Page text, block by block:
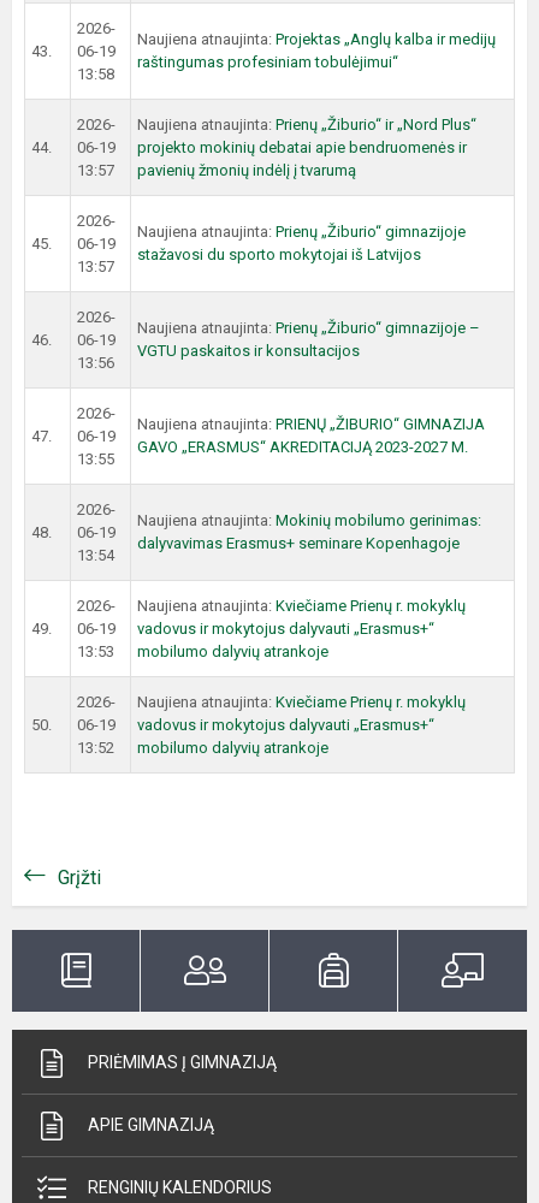
43.
2026-
06-19
13:58
Naujiena atnaujinta: Projektas „Anglų kalba ir medijų
raštingumas profesiniam tobulėjimui“
44.
2026-
06-19
13:57
Naujiena atnaujinta: Prienų „Žiburio“ ir „Nord Plus“
projekto mokinių debatai apie bendruomenės ir
pavienių žmonių indėlį į tvarumą
45.
2026-
06-19
13:57
Naujiena atnaujinta: Prienų „Žiburio“ gimnazijoje
stažavosi du sporto mokytojai iš Latvijos
46.
2026-
06-19
13:56
Naujiena atnaujinta: Prienų „Žiburio“ gimnazijoje –
VGTU paskaitos ir konsultacijos
47.
2026-
06-19
13:55
Naujiena atnaujinta: PRIENŲ „ŽIBURIO“ GIMNAZIJA
GAVO „ERASMUS“ AKREDITACIJĄ 2023-2027 M.
48.
2026-
06-19
13:54
Naujiena atnaujinta: Mokinių mobilumo gerinimas:
dalyvavimas Erasmus+ seminare Kopenhagoje
49.
2026-
06-19
13:53
Naujiena atnaujinta: Kviečiame Prienų r. mokyklų
vadovus ir mokytojus dalyvauti „Erasmus+“
mobilumo dalyvių atrankoje
50.
2026-
06-19
13:52
Naujiena atnaujinta: Kviečiame Prienų r. mokyklų
vadovus ir mokytojus dalyvauti „Erasmus+“
mobilumo dalyvių atrankoje
Grįžti
PRIĖMIMAS Į GIMNAZIJĄ
APIE GIMNAZIJĄ
RENGINIŲ KALENDORIUS